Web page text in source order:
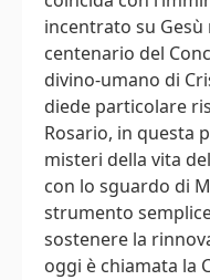
incentrato su Gesù
centenario del
divino-umano di
diede particolare
Rosario, in questa
misteri della vita
con lo sguardo di
strumento
sostenere la
oggi è chiamata la